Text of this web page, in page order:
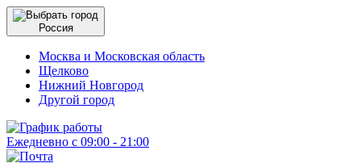
Россия
Москва и Московская область
Щелково
Нижний Новгород
Другой город
Ежедневно с 09:00 - 21:00